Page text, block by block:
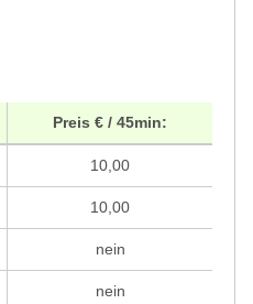
Preis € / 45min:
10,00
10,00
nein
nein